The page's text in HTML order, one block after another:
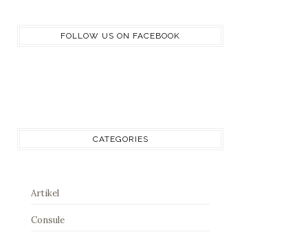
FOLLOW US ON FACEBOOK
CATEGORIES
Artikel
Consule